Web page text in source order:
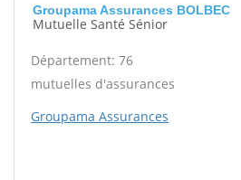
Groupama Assurances BOLBEC
Mutuelle Santé Sénior
Département: 76
mutuelles d'assurances
Groupama Assurances